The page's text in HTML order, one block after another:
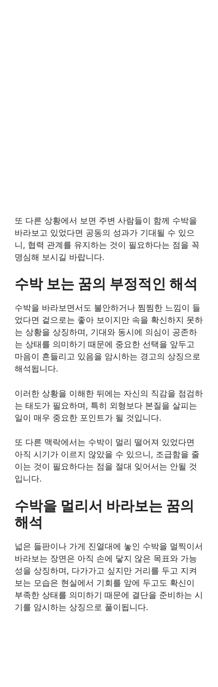
또 다른 상황에서 보면 주변 사람들이 함께 수박을
바라보고 있었다면 공동의 성과가 기대될 수 있으
니, 협력 관계를 유지하는 것이 필요하다는 점을 꼭
명심해 보시길 바랍니다.
수박 보는 꿈의 부정적인 해석
수박을 바라보면서도 불안하거나 찜찜한 느낌이 들
었다면 겉으로는 좋아 보이지만 속을 확신하지 못하
는 상황을 상징하며, 기대와 동시에 의심이 공존하
는 상태를 의미하기 때문에 중요한 선택을 앞두고
마음이 흔들리고 있음을 암시하는 경고의 상징으로
해석됩니다.
이러한 상황을 이해한 뒤에는 자신의 직감을 점검하
는 태도가 필요하며, 특히 외형보다 본질을 살피는
일이 매우 중요한 포인트가 될 것입니다.
또 다른 맥락에서는 수박이 멀리 떨어져 있었다면
아직 시기가 이르지 않았을 수 있으니, 조급함을 줄
이는 것이 필요하다는 점을 절대 잊어서는 안될 것
입니다.
수박을 멀리서 바라보는 꿈의
해석
넓은 들판이나 가게 진열대에 놓인 수박을 멀찍이서
바라보는 장면은 아직 손에 닿지 않은 목표와 가능
성을 상징하며, 다가가고 싶지만 거리를 두고 지켜
보는 모습은 현실에서 기회를 앞에 두고도 확신이
부족한 상태를 의미하기 때문에 결단을 준비하는 시
기를 암시하는 상징으로 풀이됩니다.